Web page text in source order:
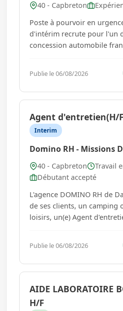
40 - Capbreton
Poste à pourvoir en
d'intérim recrute pour l'un
concession automobile
métiers de l'automobile, à
construire avec vous un...
Publie le 06/08/2026
Agent d'entretien(H/
Interim
Domino RH - Missions
40 - Capbreton
Travail
Débutant accepté
L'agence DOMINO RH de
de ses clients, un camping
loisirs, un(e) Agent
principalement sur
des mobil-homes pour
dans les meilleures condi...
Publie le 06/08/2026
AIDE LABORATOIRE
H/F